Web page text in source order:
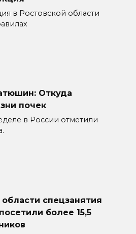
в Ростовской области
Откуда
почек
в России отметили
спецзанятия
более 15,5